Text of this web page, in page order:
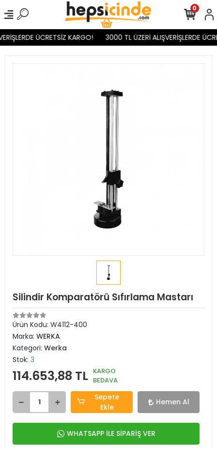
ÜCRETSİZ KARGO! 3000 TL ÜZERİ ALIŞVERİŞLERDE
0
Silindir Komparatörü Sıfırlama Mastarı
Ürün Kodu: W4112-400
Marka: WERKA
Kategori: Werka
Stok: 3
114.653,88 TL KARGO
BEDAVA
Sepete
Ekle
Hemen Al
WHATSAPP İLE SİPARİŞ VER